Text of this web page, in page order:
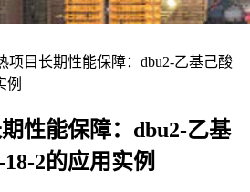
项目长期性能保障：dbu2-乙基己酸
例
性能保障：dbu2-乙基
18-2的应用实例